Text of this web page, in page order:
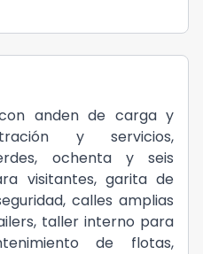
anden de carga y
y servicios,
ochenta y seis
visitantes, garita de
calles amplias
taller interno para
de flotas,